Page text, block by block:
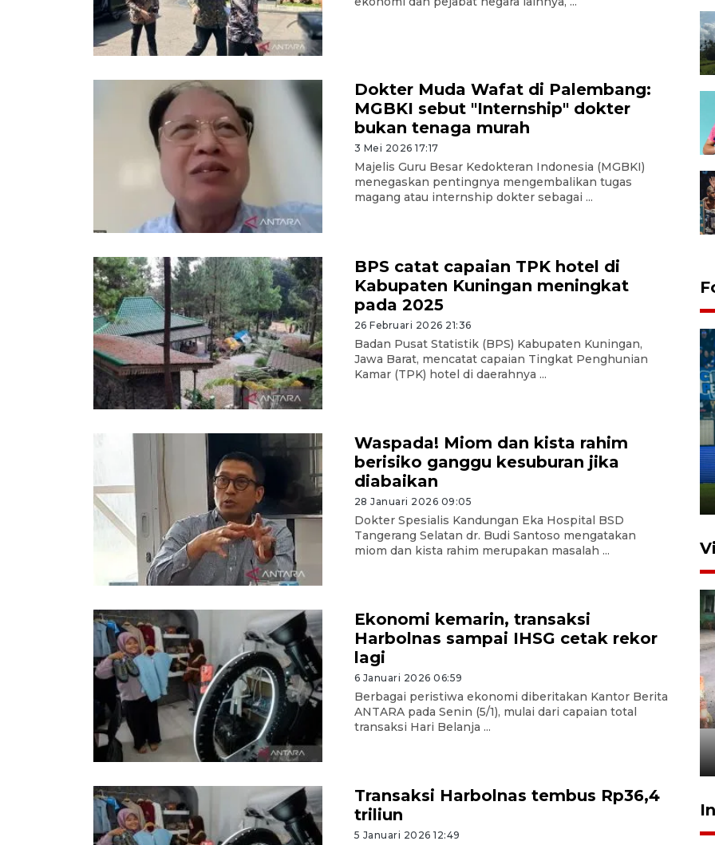
Dokter Muda Wafat di Palembang:
MGBKI sebut "Internship" dokter
bukan tenaga murah
3 Mei 2026 17:17
Majelis Guru Besar Kedokteran Indonesia (MGBKI)
menegaskan pentingnya mengembalikan tugas
magang atau internship dokter sebagai ...
BPS catat capaian TPK hotel di
Kabupaten Kuningan meningkat
pada 2025
26 Februari 2026 21:36
Badan Pusat Statistik (BPS) Kabupaten Kuningan,
Jawa Barat, mencatat capaian Tingkat Penghunian
Kamar (TPK) hotel di daerahnya ...
Waspada! Miom dan kista rahim
berisiko ganggu kesuburan jika
diabaikan
28 Januari 2026 09:05
Dokter Spesialis Kandungan Eka Hospital BSD
Tangerang Selatan dr. Budi Santoso mengatakan
miom dan kista rahim merupakan masalah ...
Ekonomi kemarin, transaksi
Harbolnas sampai IHSG cetak rekor
lagi
6 Januari 2026 06:59
Berbagai peristiwa ekonomi diberitakan Kantor Berita
ANTARA pada Senin (5/1), mulai dari capaian total
transaksi Hari Belanja ...
Transaksi Harbolnas tembus Rp36,4
triliun
5 Januari 2026 12:49
Penutupan latihan bela negara
dan manajerial SPPI di
Balikpapan
Pigai: Penangkapan begal
tetap kewenangan aparat
penegak hukum